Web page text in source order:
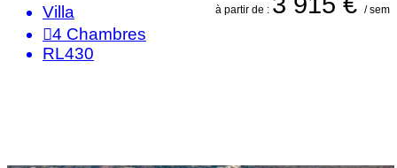
à partir de : / sem
Villa
4 Chambres
RL430